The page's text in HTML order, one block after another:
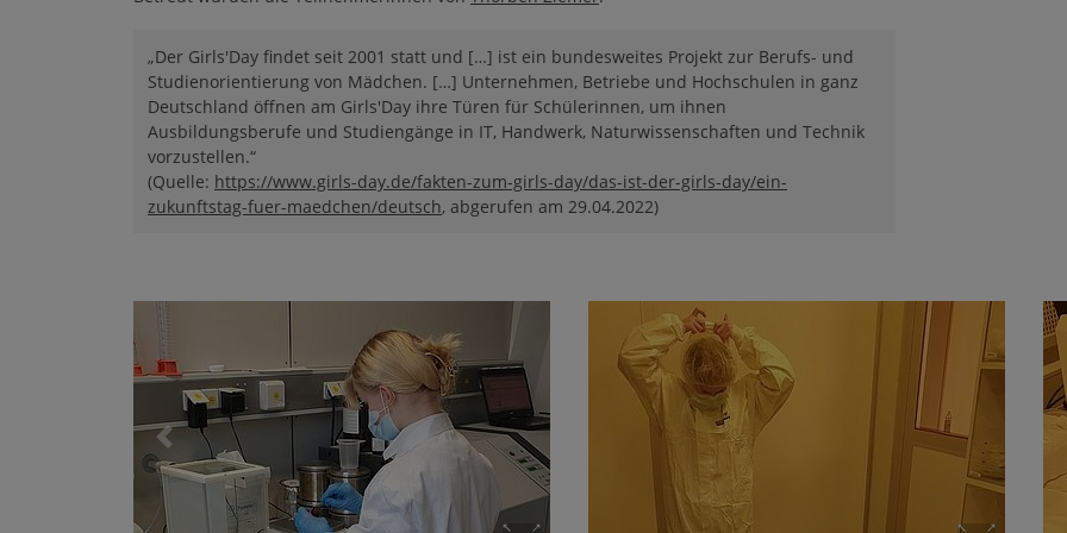
„Der Girls'Day findet seit 2001 statt und […] ist ein bundesweites Projekt zur Berufs- und
Studienorientierung von Mädchen. […] Unternehmen, Betriebe und Hochschulen in ganz
Deutschland öffnen am Girls'Day ihre Türen für Schülerinnen, um ihnen
Ausbildungsberufe und Studiengänge in IT, Handwerk, Naturwissenschaften und Technik
vorzustellen.“
(Quelle: https://www.girls-day.de/fakten-zum-girls-day/das-ist-der-girls-day/ein-
zukunftstag-fuer-maedchen/deutsch, abgerufen am 29.04.2022)
Previous